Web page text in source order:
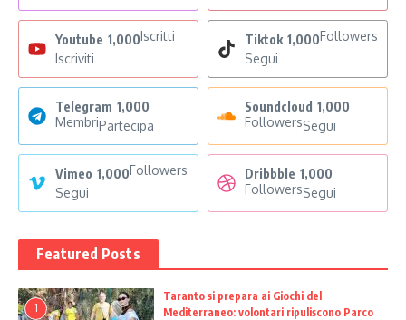
Youtube 1,000Iscritti
Iscriviti
Tiktok 1,000Followers
Segui
Telegram 1,000
MembriPartecipa
Soundcloud 1,000
FollowersSegui
Vimeo 1,000Followers
Segui
Dribbble 1,000
FollowersSegui
Featured Posts
1
Taranto si prepara ai Giochi del
Mediterraneo: volontari ripuliscono Parco